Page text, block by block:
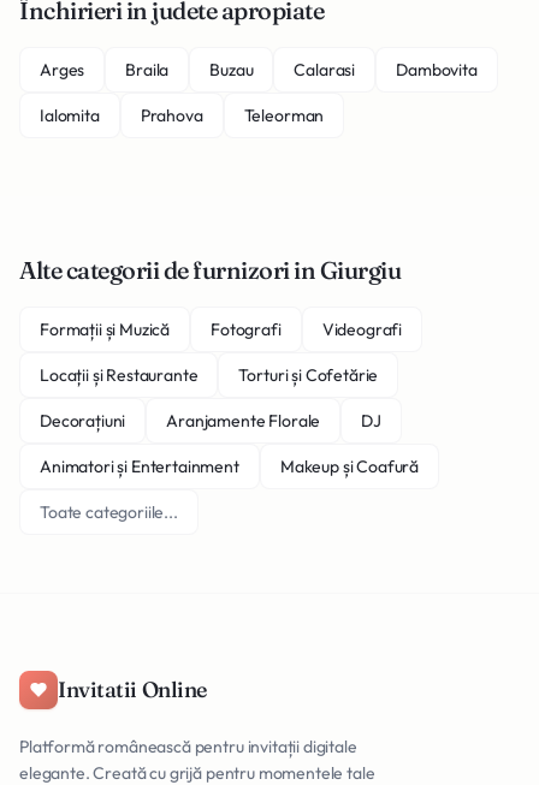
Închirieri in judete apropiate
Arges Braila Buzau Calarasi Dambovita
Ialomita Prahova Teleorman
Alte categorii de furnizori in Giurgiu
Formații și Muzică Fotografi Videografi
Locații și Restaurante Torturi și Cofetărie
Decorațiuni Aranjamente Florale DJ
Animatori și Entertainment Makeup și Coafură
Toate categoriile...
Invitatii Online
Platformă românească pentru invitații digitale
elegante. Creată cu grijă pentru momentele tale